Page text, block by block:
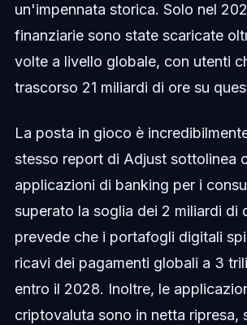
un'impennata storica. Solo nel
finanziarie sono state scaricate
volte a livello globale, con utenti
trascorso 21 miliardi di ore su
La posta in gioco è
stesso report di Adjust sottolinea
applicazioni di banking per i
superato la soglia dei 2 miliardi di
prevede che i portafogli digitali
ricavi dei pagamenti globali a 3
entro il 2028. Inoltre, le
criptovaluta sono in netta ripresa,